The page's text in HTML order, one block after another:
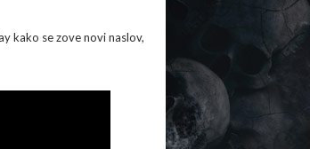
kako se zove novi naslov,